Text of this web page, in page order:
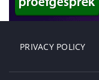
PRIVACY POLICY